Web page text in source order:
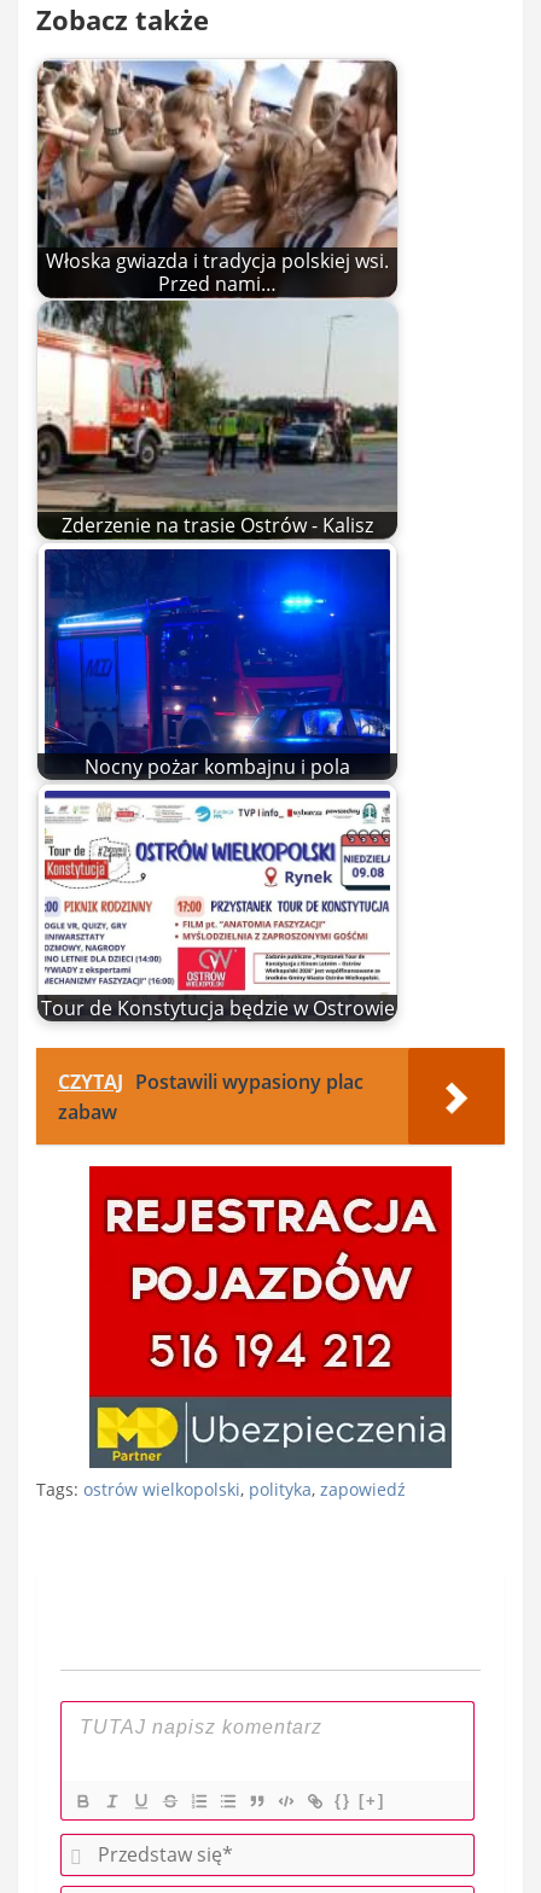
Zobacz także
Włoska gwiazda i tradycja polskiej wsi.
Przed nami…
Zderzenie na trasie Ostrów - Kalisz
Nocny pożar kombajnu i pola
Tour de Konstytucja będzie w Ostrowie
CZYTAJ Postawili wypasiony plac
zabaw
Tags: ostrów wielkopolski, polityka, zapowiedź
{} [+]
P
r